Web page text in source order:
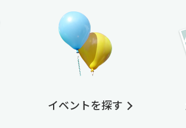
イベントを探す